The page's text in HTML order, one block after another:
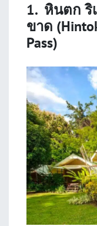
1. หินตก ริ
ขาด
Pass)